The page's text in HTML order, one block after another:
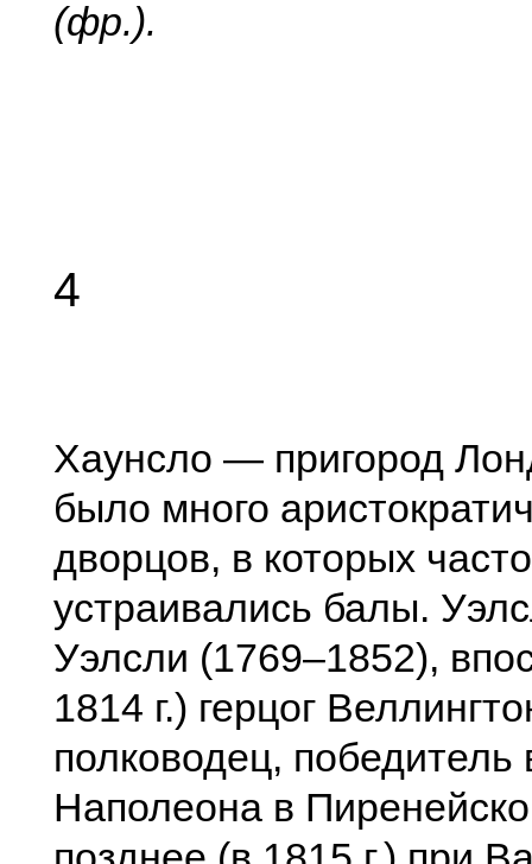
(фр.).
4
Хаунсло — пригород
было много
дворцов, в которых часто
устраивались балы.
Уэлсли (1769–1852),
1814 г.) герцог
полководец, победитель
Наполеона в